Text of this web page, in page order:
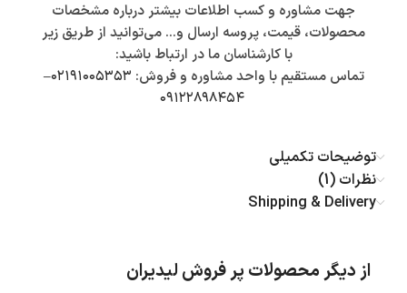
جهت مشاوره و کسب اطلاعات بیشتر درباره مشخصات
محصولات، قیمت، پروسه ارسال و… می‌توانید از طریق زیر
با کارشناسان ما در ارتباط باشید:
تماس مستقیم با واحد مشاوره و فروش: ۰۲۱۹۱۰۰۵۳۵۳–
۰۹۱۲۲۸۹۸۴۵۴
توضیحات تکمیلی
نظرات (1)
Shipping & Delivery
از دیگر محصولات پر فروش لیدیران